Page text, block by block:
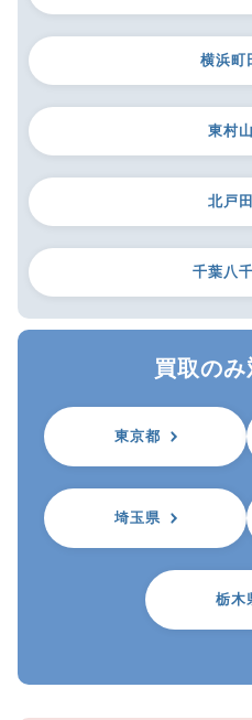
横浜町
東村
北戸
千葉八
買取の
東京都
埼玉県
栃木